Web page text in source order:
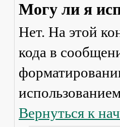
Могу ли я
Нет. На этой
кода в
Вернуться к